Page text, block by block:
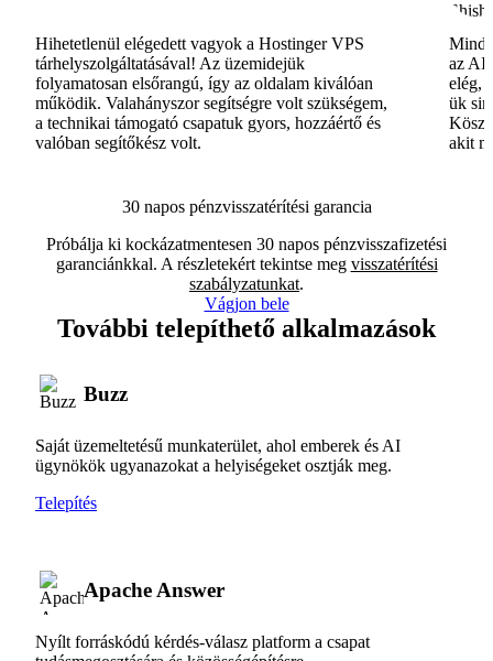
Hihetetlenül elégedett vagyok a Hostinger VPS
tárhelyszolgáltatásával! Az üzemidejük
folyamatosan elsőrangú, így az oldalam kiválóan
működik. Valahányszor segítségre volt szükségem,
a technikai támogató csapatuk gyors, hozzáértő és
valóban segítőkész volt.
az AI-
elég,
ük
akit
30 napos pénzvisszatérítési garancia
Próbálja ki kockázatmentesen 30 napos pénzvisszafizetési
garanciánkkal. A részletekért tekintse meg visszatérítési
szabályzatunkat.
Vágjon bele
További telepíthető alkalmazások
Buzz
Saját üzemeltetésű munkaterület, ahol emberek és AI
ügynökök ugyanazokat a helyiségeket osztják meg.
Telepítés
Apache Answer
Nyílt forráskódú kérdés-válasz platform a csapat